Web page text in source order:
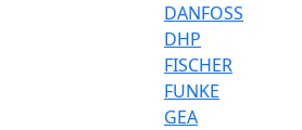
DANFOSS
DHP
FISCHER
FUNKE
GEA